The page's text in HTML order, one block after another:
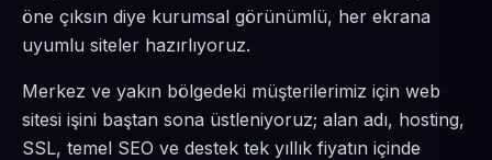
öne çıksın diye kurumsal görünümlü, her ekrana
uyumlu siteler hazırlıyoruz.
Merkez ve yakın bölgedeki müşterilerimiz için web
sitesi işini baştan sona üstleniyoruz; alan adı, hosting,
SSL, temel SEO ve destek tek yıllık fiyatın içinde